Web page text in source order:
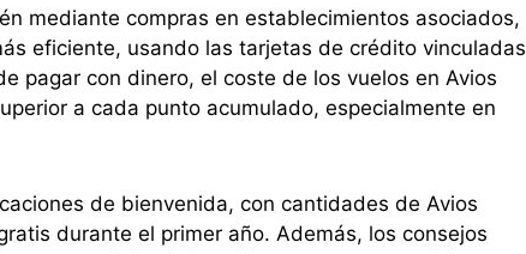
mediante compras en establecimientos asociados,
eficiente, usando las tarjetas de crédito vinculadas
pagar con dinero, el coste de los vuelos en Avios
a cada punto acumulado, especialmente en
de bienvenida, con cantidades de Avios
durante el primer año. Además, los consejos